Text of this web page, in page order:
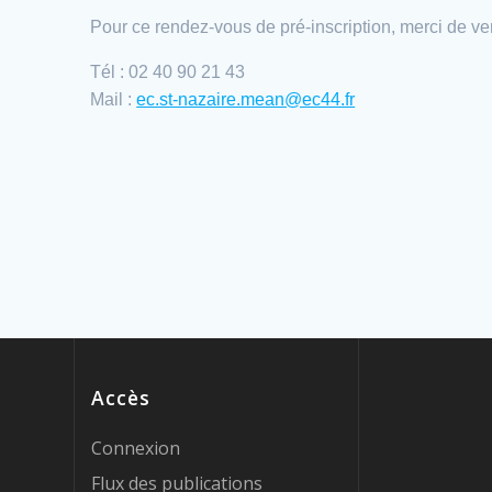
Pour ce rendez-vous de pré-inscription, merci de
Tél : 02 40 90 21 43
Mail :ec.st-nazaire.mean@ec44.fr
Accès
Connexion
Flux des publications